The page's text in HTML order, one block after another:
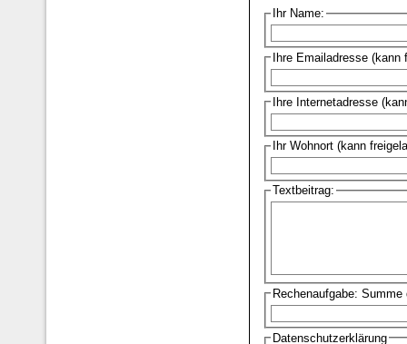
Ihr Name:
Ihre Emailadresse
Ihre Internetadresse
Ihr Wohnort (kann
Textbeitrag:
Rechenaufgabe:
Datenschutzerklärung